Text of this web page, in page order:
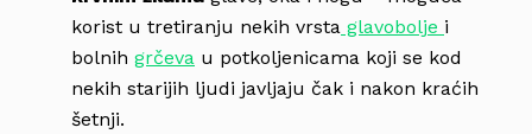
korist u tretiranju nekih vrsta glavobolje i
bolnih grčeva u potkoljenicama koji se kod
nekih starijih ljudi javljaju čak i nakon kraćih
šetnji.